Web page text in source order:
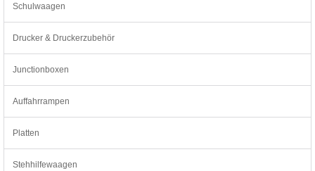
Schulwaagen
Drucker & Druckerzubehör
Junctionboxen
Auffahrrampen
Platten
Stehhilfewaagen